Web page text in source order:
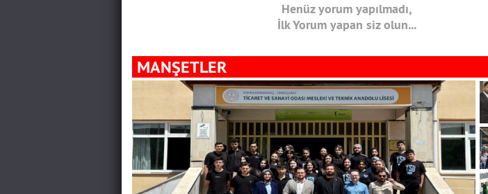
Henüz yorum yapılmadı,
İlk Yorum yapan siz olun...
MANŞETLER